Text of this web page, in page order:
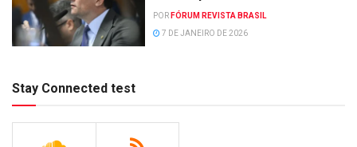
POR FÓRUM REVISTA BRASIL
7 DE JANEIRO DE 2026
Stay Connected test